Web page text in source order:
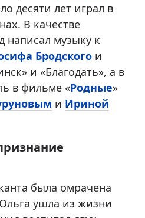
десяти лет играл в
В качестве
написал музыку к
Бродского и
и «Благодать», а в
в фильме «Родные»
и Ириной
была омрачена
ушла из жизни